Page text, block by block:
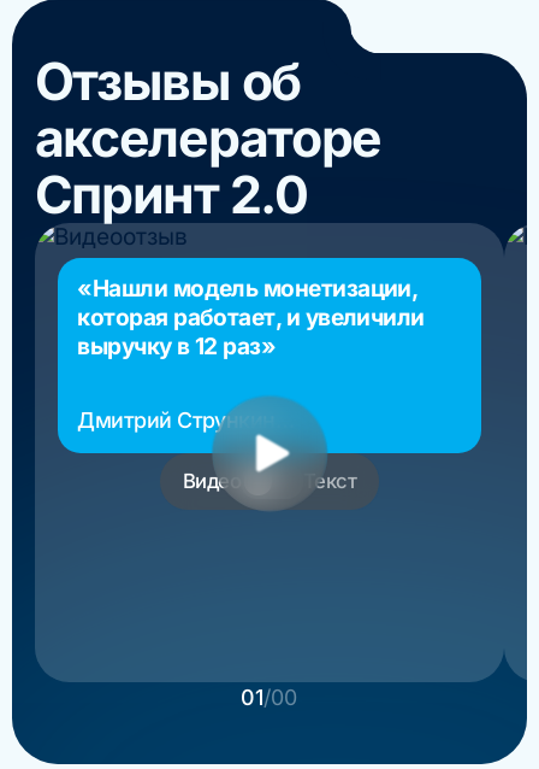
Отзывы об
акселераторе
Спринт 2.0
«Нашли модель монетизации,
которая работает, и увеличили
выручку в 12 раз»
Дмитрий Стрункин
основатель РосМигрант
Видео Текст
01/00